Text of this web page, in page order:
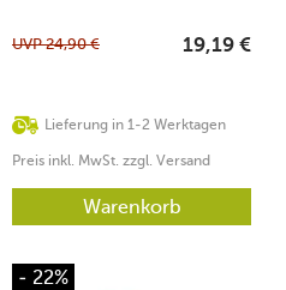
Lieferung in 1-2 Werktagen
UVP24,90 € 19,19 €
Preis inkl. MwSt. zzgl. Versand
Warenkorb
- 22%